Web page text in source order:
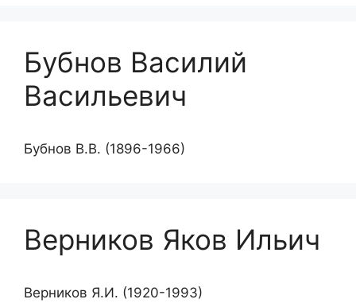
Бубнов Василий
Васильевич
Бубнов В.В. (1896-1966)
Верников Яков Ильич
Верников Я.И. (1920-1993)